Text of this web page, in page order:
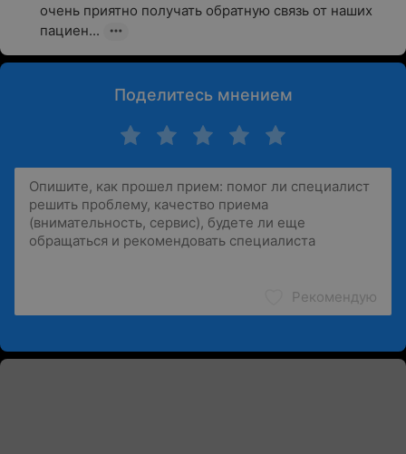
очень приятно получать обратную связь от наших
пациен...
Поделитесь мнением
Рекомендую